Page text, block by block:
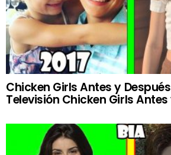
Chicken Girls Antes y
Televisión Chicken Girls